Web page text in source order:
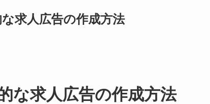
求人広告の作成方法
な求人広告の作成方法